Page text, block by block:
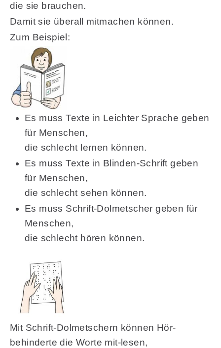
die sie brauchen.
Damit sie überall mitmachen können.
Zum Beispiel:
Es muss Texte in Leichter Sprache geben
für Menschen,
die schlecht lernen können.
Es muss Texte in Blinden-Schrift geben
für Menschen,
die schlecht sehen können.
Es muss Schrift-Dolmetscher geben für
Menschen,
die schlecht hören können.
Mit Schrift-Dolmetschern können Hör-
behinderte die Worte mit-lesen,